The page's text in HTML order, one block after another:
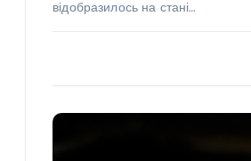
відобразилось на стані…